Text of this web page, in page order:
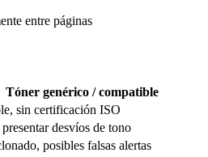
entre páginas
Tóner genérico / compatible
sin certificación ISO
presentar desvíos de tono
posibles falsas alertas